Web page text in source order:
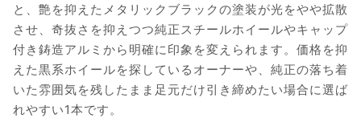
と、艶を抑えたメタリックブラックの塗装が光をやや拡散
させ、奇抜さを抑えつつ純正スチールホイールやキャップ
付き鋳造アルミから明確に印象を変えられます。価格を抑
えた黒系ホイールを探しているオーナーや、純正の落ち着
いた雰囲気を残したまま足元だけ引き締めたい場合に選ば
れやすい1本です。